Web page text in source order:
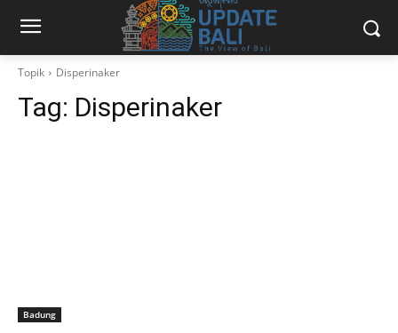
Topik Disperinaker
Tag: Disperinaker
Badung